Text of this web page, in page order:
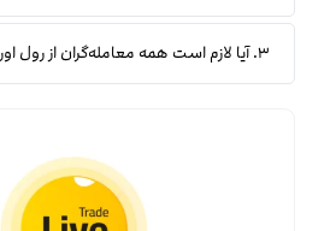
۳. ‌آیا لازم است همه معامله‌گران از رول اور استفاده کنند؟